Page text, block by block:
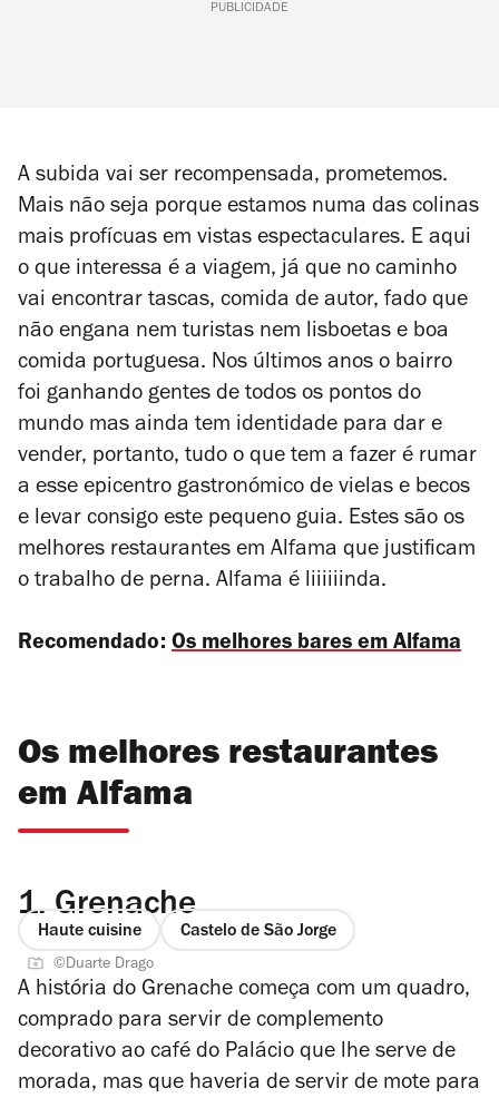
PUBLICIDADE
A subida vai ser recompensada, prometemos.
Mais não seja porque estamos numa das colinas
mais profícuas em vistas espectaculares. E aqui
o que interessa é a viagem, já que no caminho
vai encontrar tascas, comida de autor, fado que
não engana nem turistas nem lisboetas e boa
comida portuguesa. Nos últimos anos o bairro
foi ganhando gentes de todos os pontos do
mundo mas ainda tem identidade para dar e
vender, portanto, tudo o que tem a fazer é rumar
a esse epicentro gastronómico de vielas e becos
e levar consigo este pequeno guia. Estes são os
melhores restaurantes em Alfama que justificam
o trabalho de perna. Alfama é liiiiiinda.
Recomendado: Os melhores bares em Alfama
Os melhores restaurantes
em Alfama
1. Grenache
Haute cuisine Castelo de São Jorge
©Duarte Drago
A história do Grenache começa com um quadro,
comprado para servir de complemento
decorativo ao café do Palácio que lhe serve de
morada, mas que haveria de servir de mote para